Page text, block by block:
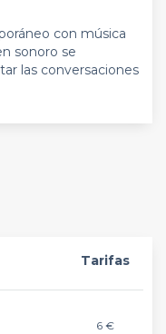
con música
sonoro se
las conversaciones
Tarifas
6 €